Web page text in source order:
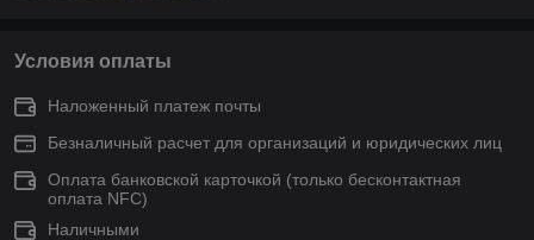
Условия оплаты
Наложенный платеж почты
Безналичный расчет для организаций и юридических лиц
Оплата банковской карточкой (только беcконтактная
оплата NFC)
Наличными